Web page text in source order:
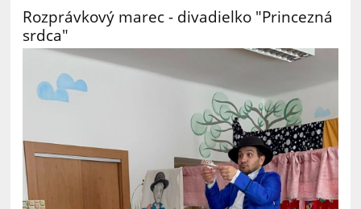
Rozprávkový marec - divadielko "Princezná
srdca"